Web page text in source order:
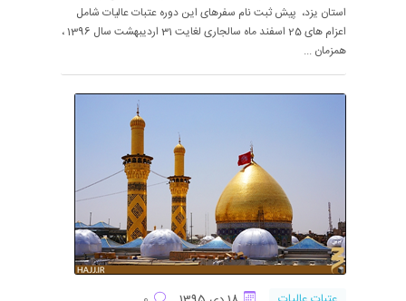
استان یزد، پیش ثبت نام سفرهای این دوره عتبات عالیات شامل
اعزام های 25 اسفند ماه سالجاری لغایت 31 اردیبهشت سال 1396 ،
همزمان ...